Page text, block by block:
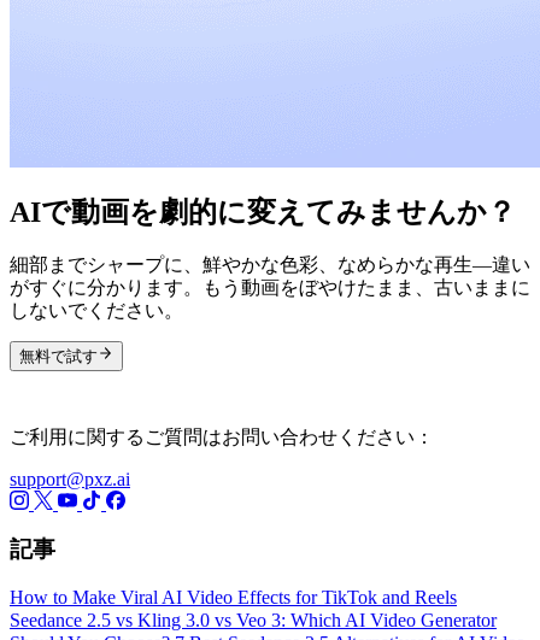
AIで動画を劇的に変えてみませんか？
細部までシャープに、鮮やかな色彩、なめらかな再生―違い
がすぐに分かります。もう動画をぼやけたまま、古いままに
しないでください。
無料で試す
ご利用に関するご質問はお問い合わせください：
support@pxz.ai
記事
How to Make Viral AI Video Effects for TikTok and Reels
Seedance 2.5 vs Kling 3.0 vs Veo 3: Which AI Video Generator